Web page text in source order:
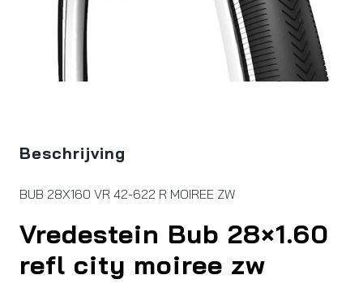
Beschrijving
BUB 28X160 VR 42-622 R MOIREE ZW
Vredestein Bub 28×1.60
refl city moiree zw